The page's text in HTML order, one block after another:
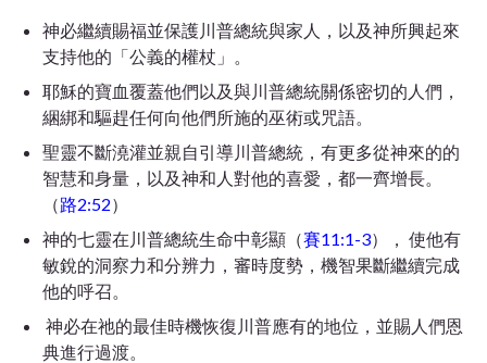
神必繼續賜福並保護川普總統與家人，以及神所興起來
支持他的「公義的權杖」。
耶穌的寶血覆蓋他們以及與川普總統關係密切的人們，
綑綁和驅趕任何向他們所施的巫術或咒語。
聖靈不斷澆灌並親自引導川普總統，有更多從神來的的
智慧和身量，以及神和人對他的喜愛，都一齊增長。
（路2:52）
神的七靈在川普總統生命中彰顯（賽11:1-3）， 使他有
敏銳的洞察力和分辨力，審時度勢，機智果斷繼續完成
他的呼召。
神必在祂的最佳時機恢復川普應有的地位，並賜人們恩
典進行過渡。